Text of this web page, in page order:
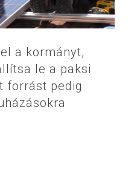
a kormányt,
le a paksi
forrást pedig